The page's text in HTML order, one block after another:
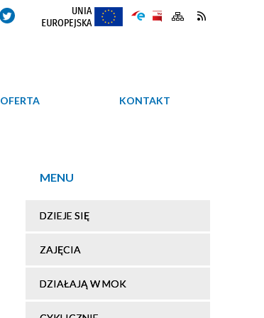
OFERTA KONTAKT
MENU
DZIEJE SIĘ
ZAJĘCIA
DZIAŁAJĄ W MOK